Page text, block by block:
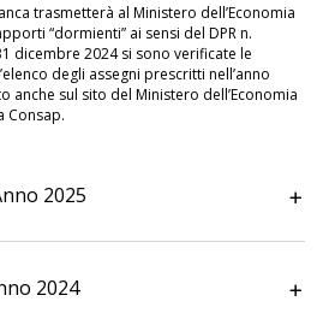
trasmetterà al Ministero dell’Economia
“dormienti” ai sensi del DPR n.
dicembre 2024 si sono verificate le
degli assegni prescritti nell’anno
anche sul sito del Ministero dell’Economia
Consap.
2025
2024